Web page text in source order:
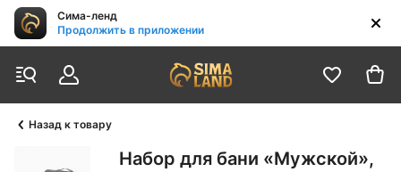
Сима-ленд
Продолжить в приложении
Назад к товару
Набор для бани «Мужской»,